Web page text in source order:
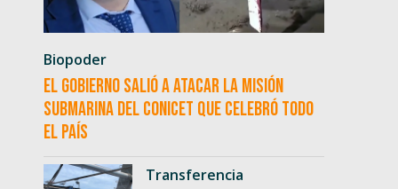
Biopoder
El Gobierno salió a atacar la misión
submarina del CONICET que celebró todo
el país
Transferencia